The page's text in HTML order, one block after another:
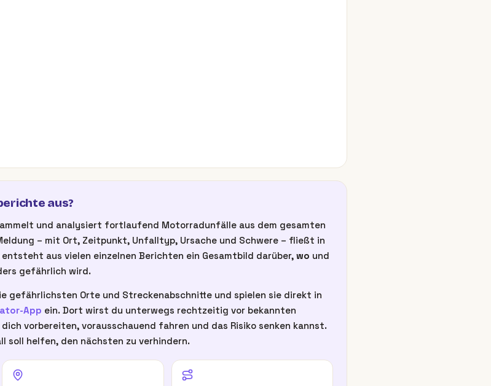
aus?
und analysiert fortlaufend Motorradunfälle aus dem gesamten
– mit Ort, Zeitpunkt, Unfalltyp, Ursache und Schwere – fließt in
aus vielen einzelnen Berichten ein Gesamtbild darüber, wo und
gefährlich wird.
gefährlichsten Orte und Streckenabschnitte und spielen sie direkt in
App ein. Dort wirst du unterwegs rechtzeitig vor bekannten
vorbereiten, vorausschauend fahren und das Risiko senken kannst.
soll helfen, den nächsten zu verhindern.